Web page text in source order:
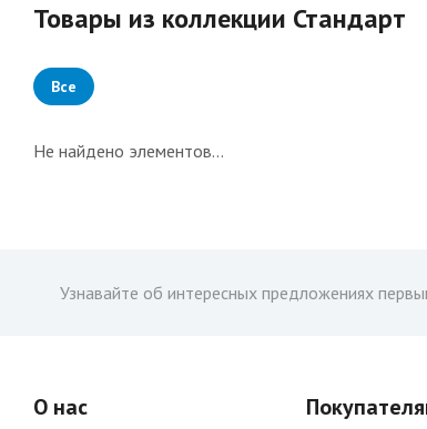
Товары из коллекции Стандарт
Все
Не найдено элементов...
Узнавайте об интересных предложениях
О нас